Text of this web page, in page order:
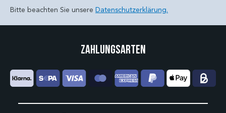
Bitte beachten Sie unsere Datenschutzerklärung.
Zahlungsarten